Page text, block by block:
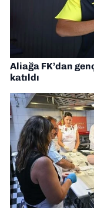
Aliağa FK’dan
katıldı